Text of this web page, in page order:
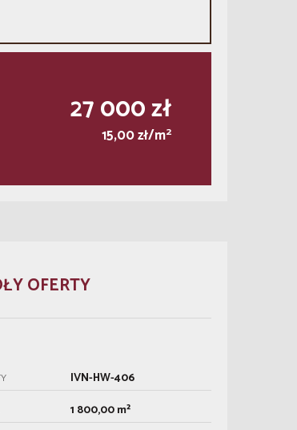
27 000 zł
15,00 zł/m2
OFERTY
IVN-HW-406
1 800,00 m²